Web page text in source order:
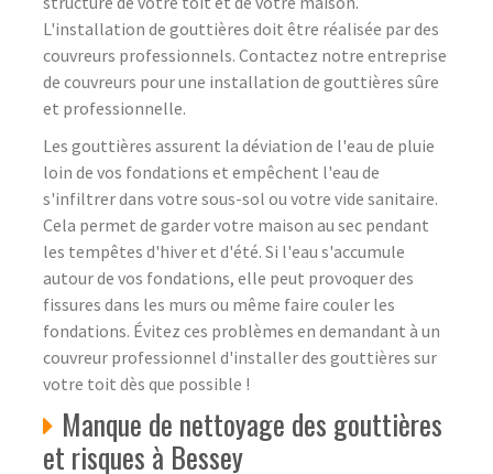
L'installation de gouttières doit être réalisée par des
couvreurs professionnels. Contactez notre entreprise
de couvreurs pour une installation de gouttières sûre
et professionnelle.
Les gouttières assurent la déviation de l'eau de pluie
loin de vos fondations et empêchent l'eau de
s'infiltrer dans votre sous-sol ou votre vide sanitaire.
Cela permet de garder votre maison au sec pendant
les tempêtes d'hiver et d'été. Si l'eau s'accumule
autour de vos fondations, elle peut provoquer des
fissures dans les murs ou même faire couler les
fondations. Évitez ces problèmes en demandant à un
couvreur professionnel d'installer des gouttières sur
votre toit dès que possible !
Manque de nettoyage des gouttières
et risques à Bessey